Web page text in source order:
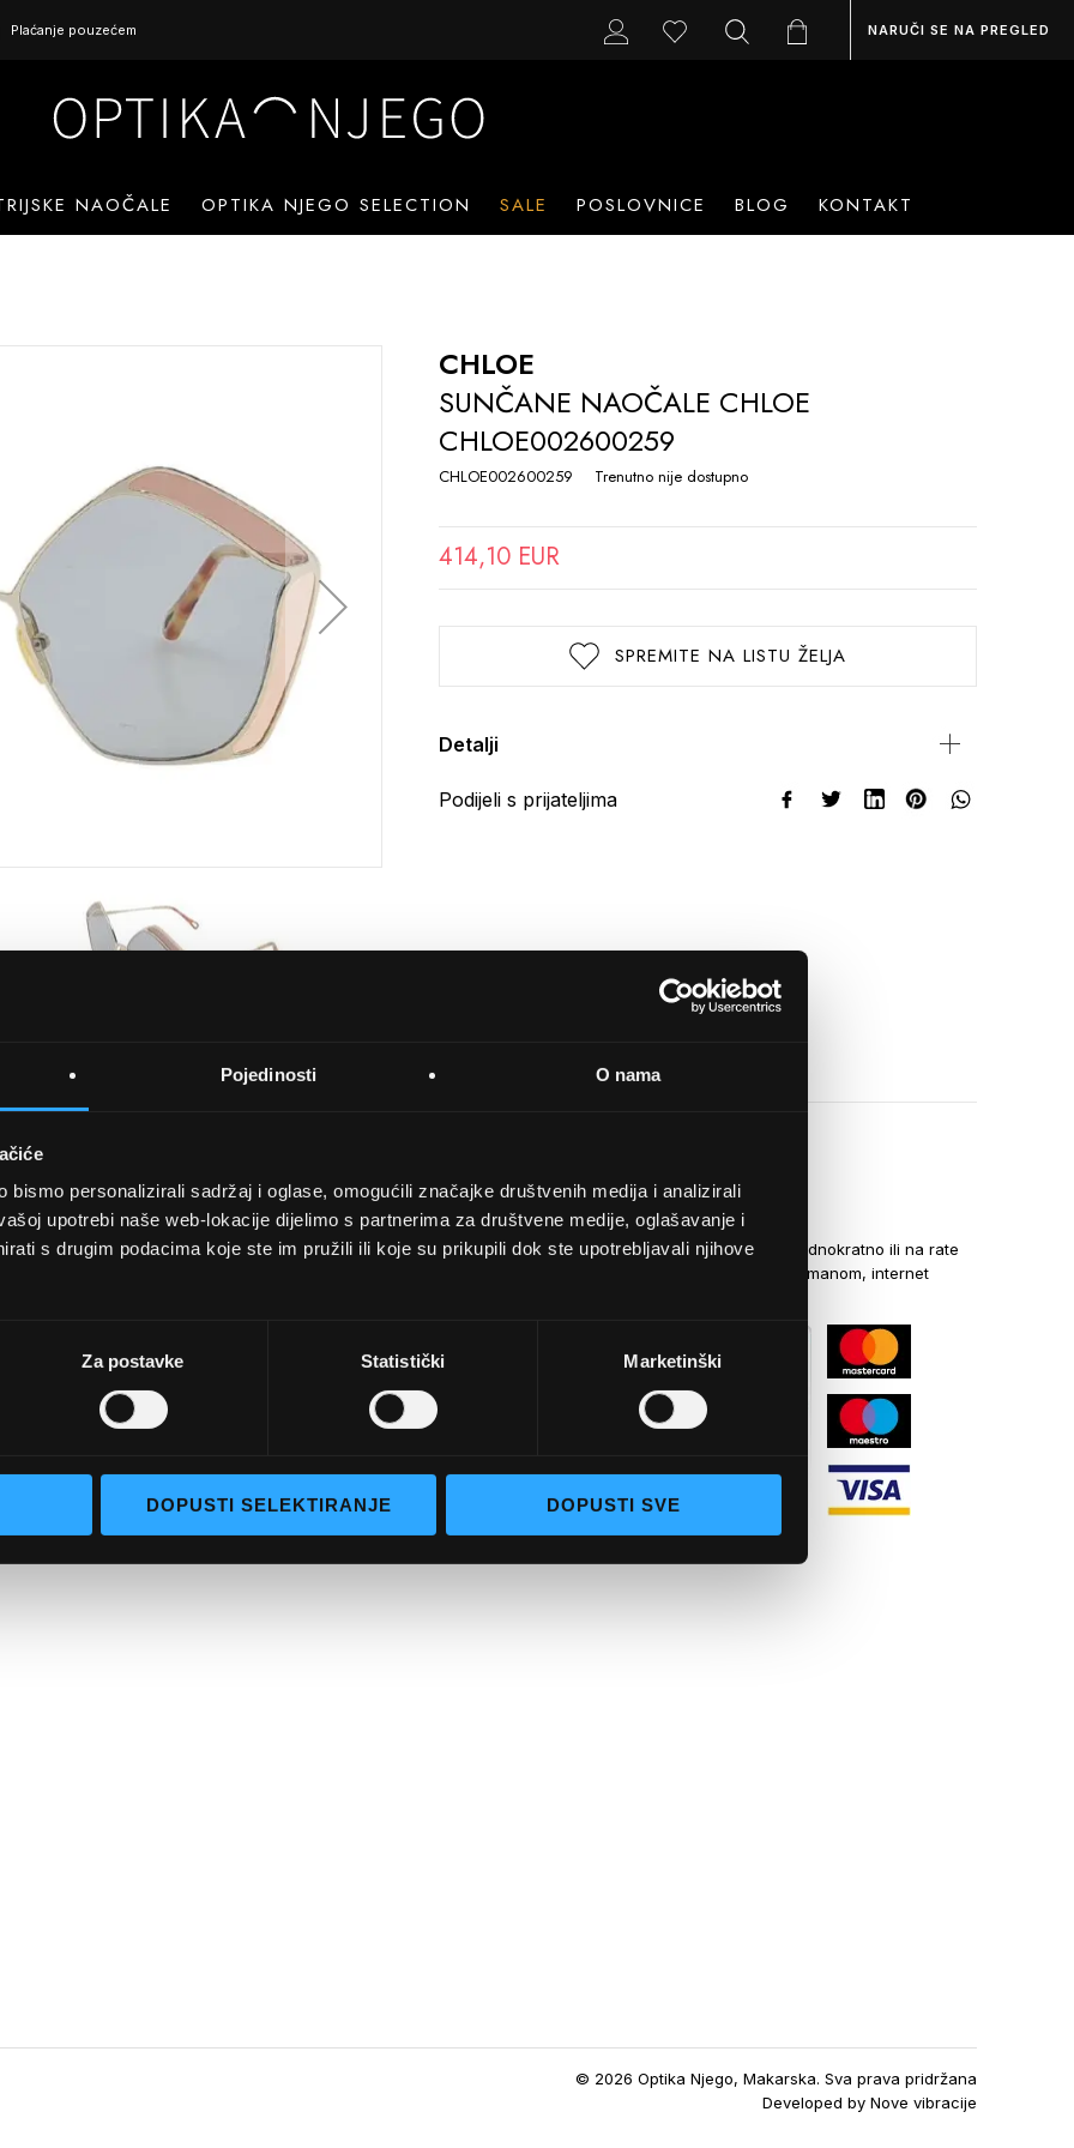
Pojedinosti O nama
bismo personalizirali sadržaj i oglase, omogućili značajke društvenih medija i analizirali
upotrebi naše web-lokacije dijelimo s partnerima za društvene medije, oglašavanje i
s drugim podacima koje ste im pružili ili koje su prikupili dok ste upotrebljavali njihove
Za postavke Statistički Marketinški
DOPUSTI SELEKTIRANJE DOPUSTI SVE
Plaćanje pouzećem NARUČI SE NA PREGLED
NAOČALE OPTIKA NJEGO SELECTION SALE POSLOVNICE BLOG KONTAKT
CHLOE
SUNČANE NAOČALE CHLOE
CHLOE002600259
CHLOE002600259 Trenutno nije dostupno
414,10 EUR
SPREMITE NA LISTU ŽELJA
Detalji
Podijeli s prijateljima
selection
UVJETI KUPNJE
Opći uvjeti poslovanja
Napredno pretraživanje
Narudžbe i povrati
NAČINI PLAĆANJA
Kreditnim karticama jednokratno ili na rate
općom uplatnicom, virmanom, internet
© 2026 Optika Njego, Makarska. Sva prava pridržana
Developed byNove vibracije